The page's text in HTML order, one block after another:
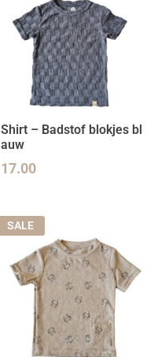
Shirt – Badstof blokjes bl
auw
17.00
SALE